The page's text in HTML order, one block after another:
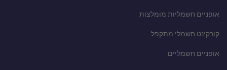
אופניים חשמליות מומלצות
קורקינט חשמלי מתקפל
אופניים חשמליים